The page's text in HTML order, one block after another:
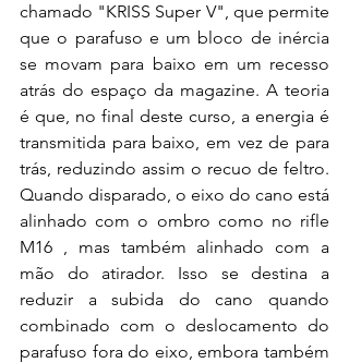
chamado "KRISS Super V", que permite
que o parafuso e um bloco de inércia
se movam para baixo em um recesso
atrás do espaço da magazine. A teoria
é que, no final deste curso, a energia é
transmitida para baixo, em vez de para
trás, reduzindo assim o recuo de feltro.
Quando disparado, o eixo do cano está
alinhado com o ombro como no rifle
M16 , mas também alinhado com a
mão do atirador. Isso se destina a
reduzir a subida do cano quando
combinado com o deslocamento do
parafuso fora do eixo, embora também